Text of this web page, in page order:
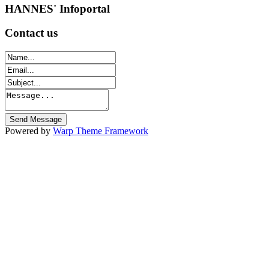
HANNES' Infoportal
Contactus
Powered by Warp Theme Framework